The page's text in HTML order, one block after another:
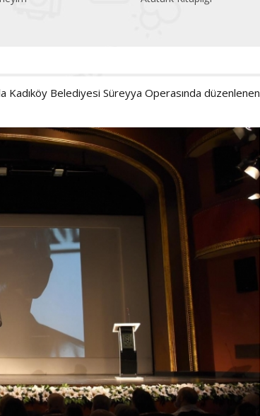
Kadıköy Belediyesi Süreyya Operasında düzenlenen